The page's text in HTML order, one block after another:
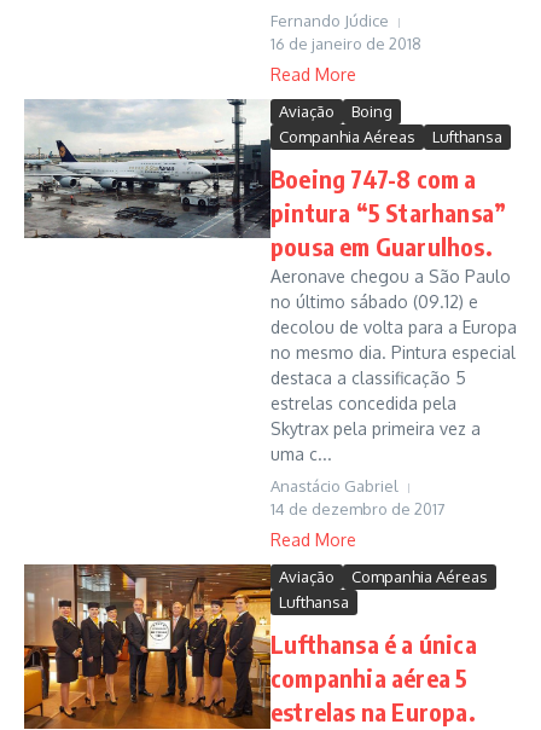
Fernando Júdice
16 de janeiro de 2018
Read More
Aviação
Boing
Companhia Aéreas
Lufthansa
Boeing 747-8 com a
pintura “5 Starhansa”
pousa em Guarulhos.
Aeronave chegou a São Paulo
no último sábado (09.12) e
decolou de volta para a Europa
no mesmo dia. Pintura especial
destaca a classificação 5
estrelas concedida pela
Skytrax pela primeira vez a
uma c...
Anastácio Gabriel
14 de dezembro de 2017
Read More
Aviação
Companhia Aéreas
Lufthansa
Lufthansa é a única
companhia aérea 5
estrelas na Europa.